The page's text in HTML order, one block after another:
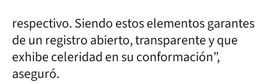
respectivo. Siendo estos elementos garantes
de un registro abierto, transparente y que
exhibe celeridad en su conformación”,
aseguró.